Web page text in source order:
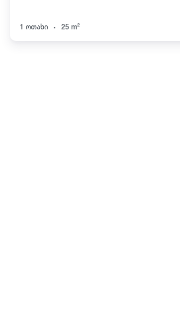
1 ოთახი . 25 m²